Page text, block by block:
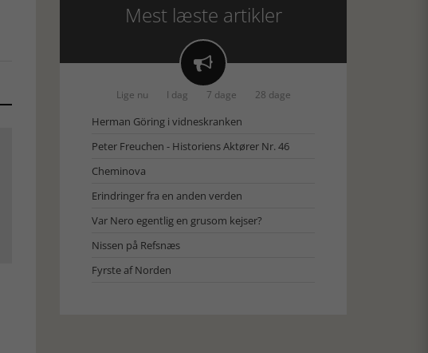
Mest læste artikler

Lige nu I dag 7 dage 28 dage
Herman Göring i vidneskranken
Peter Freuchen - Historiens Aktører Nr. 46
Cheminova
Erindringer fra en anden verden
Var Nero egentlig en grusom kejser?
Nissen på Refsnæs
Fyrste af Norden